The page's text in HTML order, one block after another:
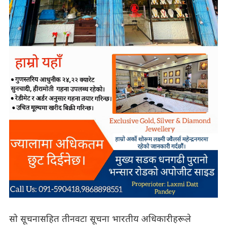
सो सूचनासहित तीनवटा सूचना भारतीय अधिकारीहरूले